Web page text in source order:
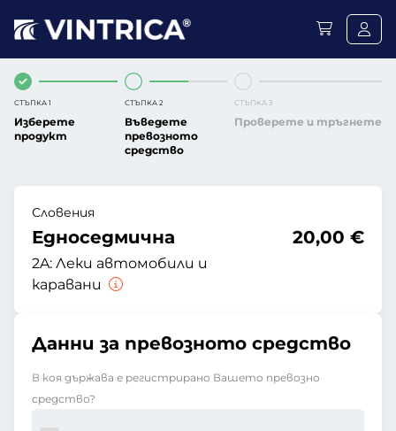
СТЪПКА 1
Изберете
продукт
СТЪПКА 2
Въведете
превозното
средство
СТЪПКА 3
Проверете и тръгнете
Словения
Едноседмична
2A: Леки автомобили и
каравани
20,00 €
Данни за превозното средство
В коя държава е регистрирано Вашето превозно
средство?